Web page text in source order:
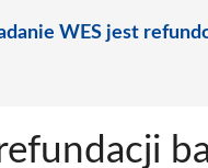
WES jest